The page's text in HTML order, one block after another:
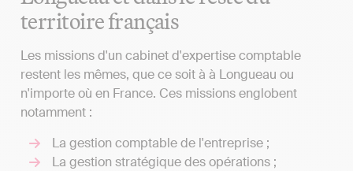
territoire français
Les missions d'un cabinet d'expertise comptable
restent les mêmes, que ce soit à à Longueau ou
n'importe où en France. Ces missions englobent
notamment :
La gestion comptable de l'entreprise ;
La gestion stratégique des opérations ;